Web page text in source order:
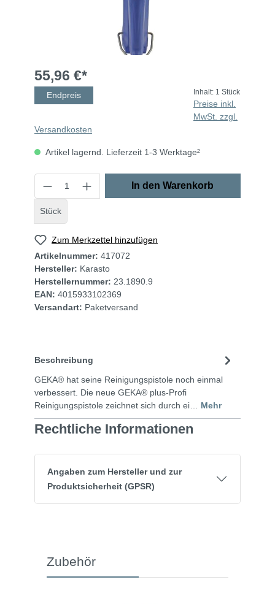
55,96 €*
Endpreis Inhalt: 1 Stück
Preise inkl.
MwSt. zzgl.
Versandkosten
Artikel lagernd. Lieferzeit 1-3 Werktage²
Stück
In den Warenkorb
Zum Merkzettel hinzufügen
Artikelnummer: 417072
Hersteller: Karasto
Herstellernummer: 23.1890.9
EAN: 4015933102369
Versandart: Paketversand
Beschreibung
GEKA® hat seine Reinigungspistole noch einmal
verbessert. Die neue GEKA® plus-Profi
Reinigungspistole zeichnet sich durch ei… Mehr
Rechtliche Informationen
Angaben zum Hersteller und zur
Produktsicherheit (GPSR)
Zubehör